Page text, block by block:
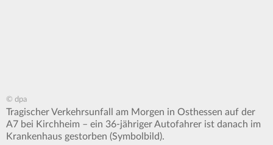
© dpa
Tragischer Verkehrsunfall am Morgen in Osthessen auf der
A7 bei Kirchheim – ein 36-jähriger Autofahrer ist danach im
Krankenhaus gestorben (Symbolbild).